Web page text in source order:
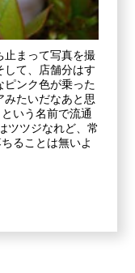
止まって写真を撮
して、店舗分はす
ピンク色が乗った
みたいだなあと思
いう名前で流通
ツツジなれど、常
ることは無いよ